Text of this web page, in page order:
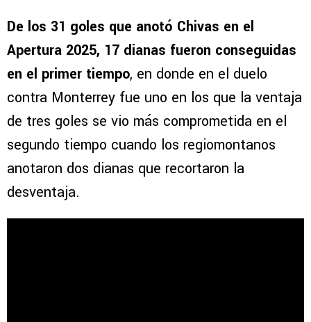
De los 31 goles que anotó Chivas en el
Apertura 2025, 17 dianas fueron conseguidas
en el primer tiempo, en donde en el duelo
contra Monterrey fue uno en los que la ventaja
de tres goles se vio más comprometida en el
segundo tiempo cuando los regiomontanos
anotaron dos dianas que recortaron la
desventaja.